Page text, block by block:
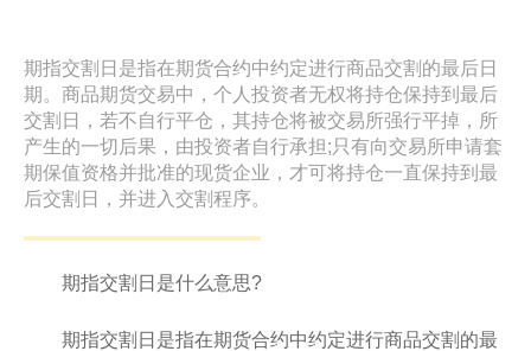
期指交割日是指在期货合约中约定进行商品交割的最后日
期。商品期货交易中，个人投资者无权将持仓保持到最后
交割日，若不自行平仓，其持仓将被交易所强行平掉，所
产生的一切后果，由投资者自行承担;只有向交易所申请套
期保值资格并批准的现货企业，才可将持仓一直保持到最
后交割日，并进入交割程序。
期指交割日是什么意思?
期指交割日是指在期货合约中约定进行商品交割的最